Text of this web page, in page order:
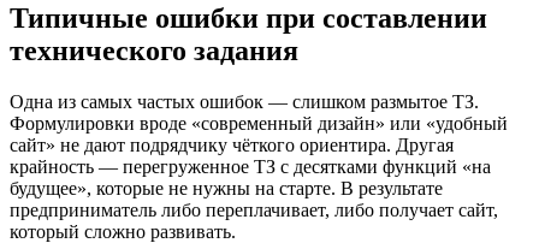
Типичные ошибки при составлении
технического задания
Одна из самых частых ошибок — слишком размытое ТЗ.
Формулировки вроде «современный дизайн» или «удобный
сайт» не дают подрядчику чёткого ориентира. Другая
крайность — перегруженное ТЗ с десятками функций «на
будущее», которые не нужны на старте. В результате
предприниматель либо переплачивает, либо получает сайт,
который сложно развивать.